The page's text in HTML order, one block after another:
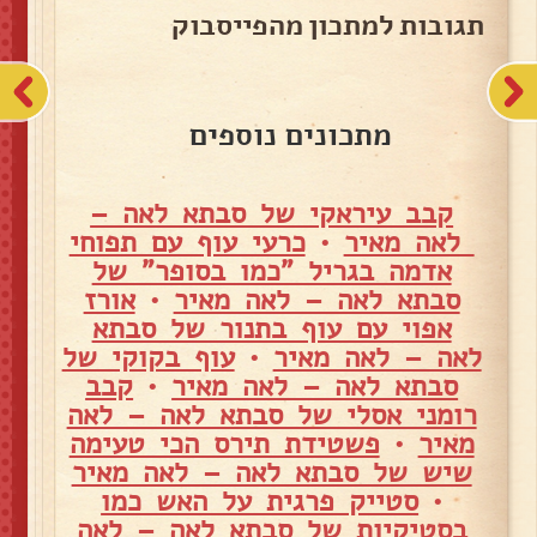
תגובות למתכון מהפייסבוק
מתכונים נוספים
קבב עיראקי של סבתא לאה –
לאה מאיר •כרעי עוף עם תפוחי
אדמה בגריל "כמו בסופר" של
סבתא לאה – לאה מאיר •אורז
אפוי עם עוף בתנור של סבתא
לאה – לאה מאיר •עוף בקוקי של
סבתא לאה – לאה מאיר • קבב
רומני אסלי של סבתא לאה – לאה
מאיר • פשטידת תירס הכי טעימה
שיש של סבתא לאה – לאה מאיר
•סטייק פרגית על האש כמו